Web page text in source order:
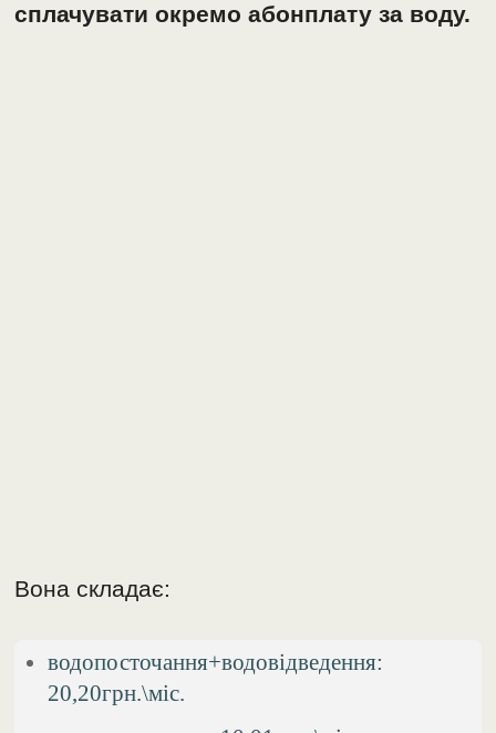
сплачувати окремо абонплату за воду.
Вона складає:
водопосточання+водовідведення:
20,20грн.\міс.